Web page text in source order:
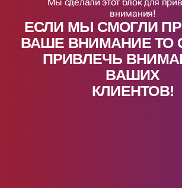
Мы сделали этот блок для
внимания!
ЕСЛИ МЫ СМОГЛИ
ВАШЕ ВНИМАНИЕ ТО
ПРИВЛЕЧЬ
ВАШИX